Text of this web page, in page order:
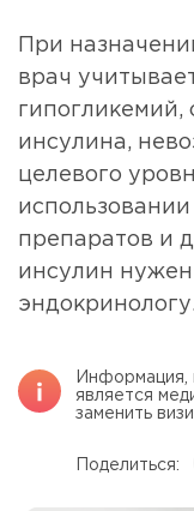
При
врач
гипогликемий,
инсулина,
целевого
препаратов и
инсулин
эндокринологу.
Информация,
является
заменить
Поделиться: